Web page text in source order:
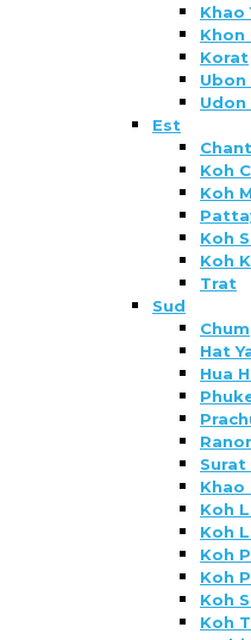
Khao
Khon
Korat
Udon
Est
Koh
Koh
Koh
Koh
Trat
Sud
Hat
Hua
Surat
Khao
Koh
Koh
Koh
Koh
Koh
Koh